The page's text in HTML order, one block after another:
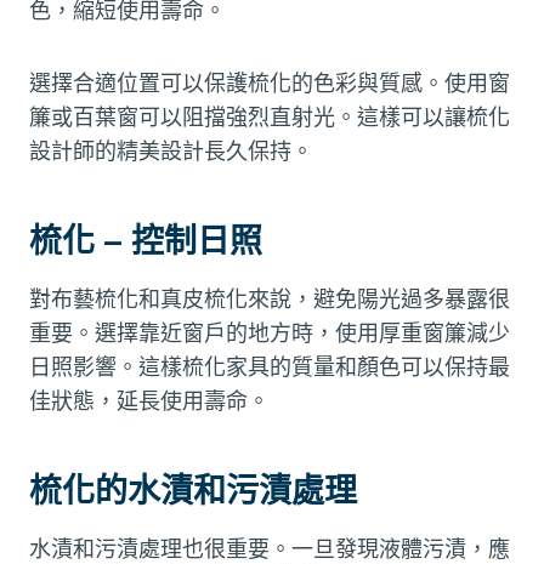
色，縮短使用壽命。
選擇合適位置可以保護梳化的色彩與質感。使用窗
簾或百葉窗可以阻擋強烈直射光。這樣可以讓梳化
設計師的精美設計長久保持。
梳化 – 控制日照
對布藝梳化和真皮梳化來說，避免陽光過多暴露很
重要。選擇靠近窗戶的地方時，使用厚重窗簾減少
日照影響。這樣梳化家具的質量和顏色可以保持最
佳狀態，延長使用壽命。
梳化的水漬和污漬處理
水漬和污漬處理也很重要。一旦發現液體污漬，應